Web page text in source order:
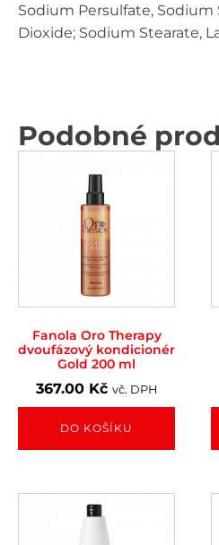
Sodium Persulfate, Sodium
Dioxide; Sodium Stearate,
Podobné
Fanola Oro Therapy
dvoufázový kondicionér
Gold 200 ml
367.00 Kč vč. DPH
DO KOŠÍKU